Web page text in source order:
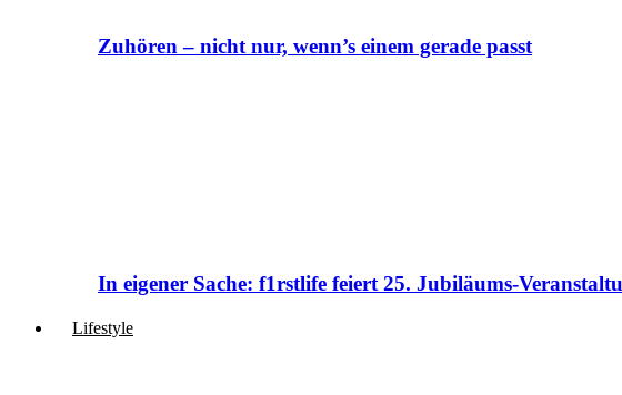
Zuhören – nicht nur, wenn’s einem gerade passt
In eigener Sache: f1rstlife feiert 25. Jubiläums-
Lifestyle